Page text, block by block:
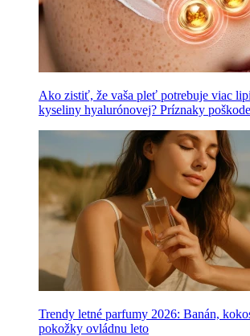
Ako zistiť, že vaša pleť potrebuje viac
kyseliny hyalurónovej? Príznaky
Trendy letné parfumy 2026: Banán,
pokožky ovládnu leto